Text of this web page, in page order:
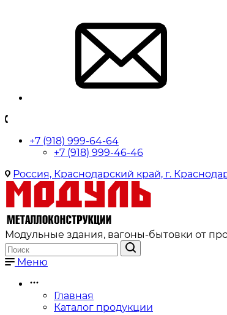
+7 (918) 999-64-64
+7 (918) 999-46-46
Россия, Краснодарский край, г.
Модульные здания, вагоны-бытовки от
Меню
Главная
Каталог продукции